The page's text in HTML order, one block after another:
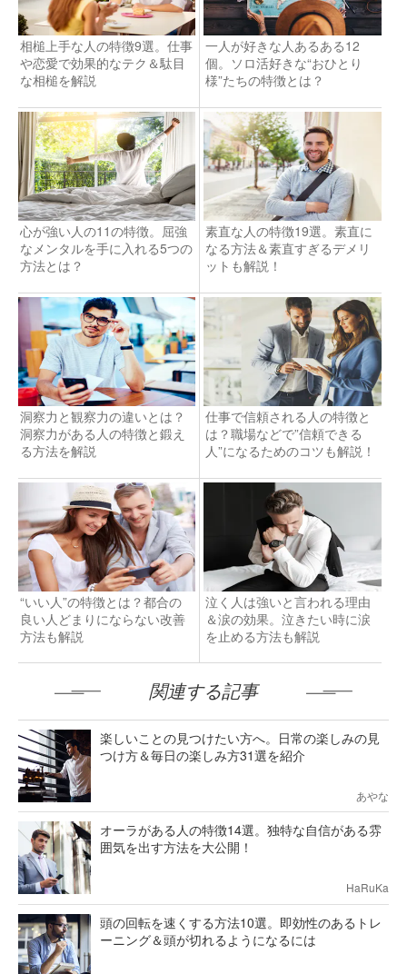
相槌上手な人の特徴9選。仕事
や恋愛で効果的なテク＆駄目
な相槌を解説
一人が好きな人あるある12
個。ソロ活好きな“おひとり
様”たちの特徴とは？
心が強い人の11の特徴。屈強
なメンタルを手に入れる5つの
方法とは？
素直な人の特徴19選。素直に
なる方法＆素直すぎるデメリ
ットも解説！
洞察力と観察力の違いとは？
洞察力がある人の特徴と鍛え
る方法を解説
仕事で信頼される人の特徴と
は？職場などで”信頼できる
人”になるためのコツも解説！
“いい人”の特徴とは？都合の
良い人どまりにならない改善
方法も解説
泣く人は強いと言われる理由
＆涙の効果。泣きたい時に涙
を止める方法も解説
関連する記事
楽しいことの見つけたい方へ。日常の楽しみの見
つけ方＆毎日の楽しみ方31選を紹介
あやな
オーラがある人の特徴14選。独特な自信がある雰
囲気を出す方法を大公開！
HaRuKa
頭の回転を速くする方法10選。即効性のあるトレ
ーニング＆頭が切れるようになるには